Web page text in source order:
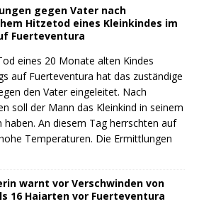
gegen Vater nach
Hitzetod eines Kleinkindes im
Fuerteventura
eines 20 Monate alten Kindes
auf Fuerteventura hat das zuständige
den Vater eingeleitet. Nach
soll der Mann das Kleinkind in seinem
An diesem Tag herrschten auf
Temperaturen. Die Ermittlungen
warnt vor Verschwinden von
16 Haiarten vor Fuerteventura